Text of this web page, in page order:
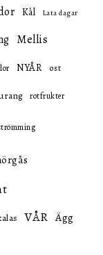
Kål Lata dagar
Mellis
NYÅR ost
rotfrukter
VÅR Ägg